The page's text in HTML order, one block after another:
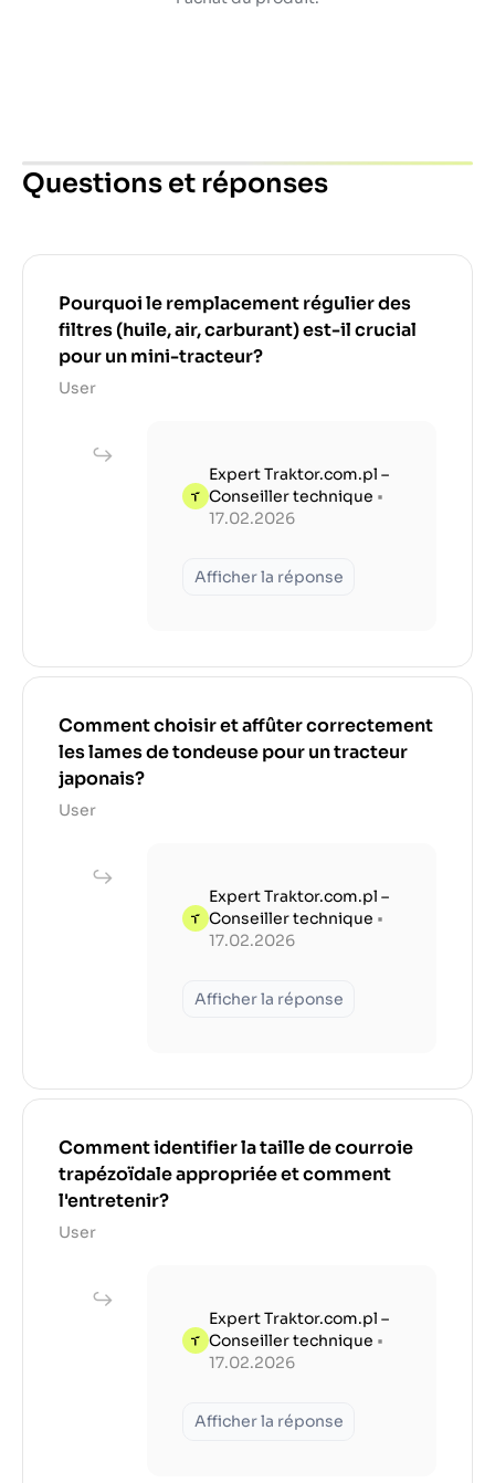
Questions et réponses
Pourquoi le remplacement régulier des
filtres (huile, air, carburant) est-il crucial
pour un mini-tracteur?
User
Expert Traktor.com.pl –
Conseiller technique •
17.02.2026
Afficher la réponse
Comment choisir et affûter correctement
les lames de tondeuse pour un tracteur
japonais?
User
Expert Traktor.com.pl –
Conseiller technique •
17.02.2026
Afficher la réponse
Comment identifier la taille de courroie
trapézoïdale appropriée et comment
l'entretenir?
User
Expert Traktor.com.pl –
Conseiller technique •
17.02.2026
Afficher la réponse